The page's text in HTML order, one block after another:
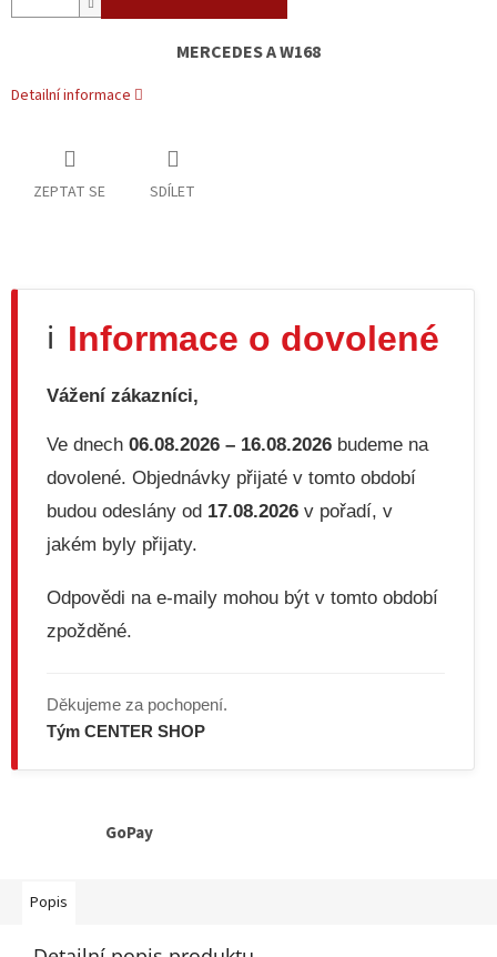
MERCEDES A W168
Detailní informace
ZEPTAT SE SDÍLET
ℹ️ Informace o dovolené
Vážení zákazníci,
Ve dnech 06.08.2026 – 16.08.2026 budeme na
dovolené. Objednávky přijaté v tomto období
budou odeslány od 17.08.2026 v pořadí, v
jakém byly přijaty.
Odpovědi na e-maily mohou být v tomto období
zpožděné.
Děkujeme za pochopení.
Tým CENTER SHOP
GoPay
Popis